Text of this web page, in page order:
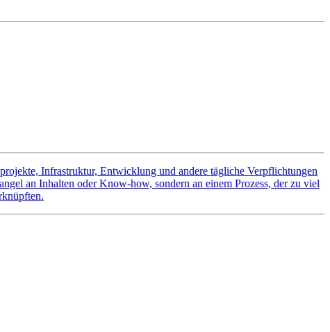
Infrastruktur, Entwicklung und andere tägliche Verpflichtungen
an Inhalten oder Know-how, sondern an einem Prozess, der zu viel